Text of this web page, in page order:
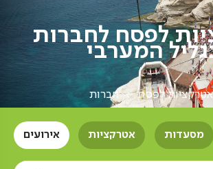
לפסח לחברות
המערבי
אטרקציות לפסח חברות
מסעדות אטרקציות אירועים